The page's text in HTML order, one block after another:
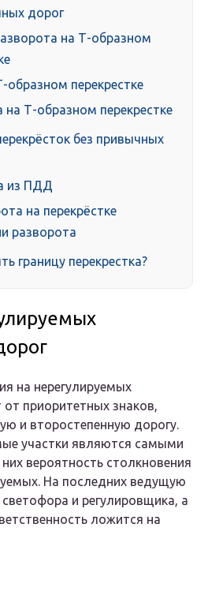
дорог
на Т-образном
образном перекрестке
на Т-образном перекрестке
без привычных
из ПДД
на перекрёстке
разворота
границу перекрестка?
на нерегулируемых
от приоритетных знаков,
и второстепенную дорогу.
участки являются самыми
вероятность столкновения
На последних ведущую
и регулировщика, а
ложится на